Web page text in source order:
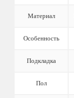
Материал
Особенность
Подкладка
Пол